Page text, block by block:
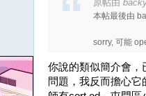
原帖由
本帖最後由
sorry, 可能
你說的類似簡介會，
問題，我反而擔心